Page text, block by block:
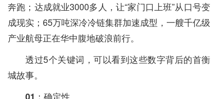
奔跑； 达成就业3000多人，让“家门口上班”从口号变
成现实； 65万吨深冷冷链集群加速成型，一艘千亿级
产业航母正在华中腹地破浪前行。
透过5个关键词，可以看到这些数字背后的首衡
城故事。